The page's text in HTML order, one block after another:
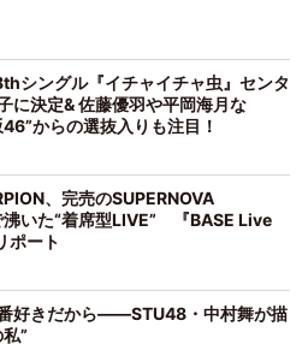
シングル『イチャイチャ虫』センタ
に決定& 佐藤優羽や平岡海月な
からの選抜入りも注目！
、完売のSUPERNOVA
いた“着席型LIVE” 『BASE Live
ポート
好きだから――STU48・中村舞が描
”